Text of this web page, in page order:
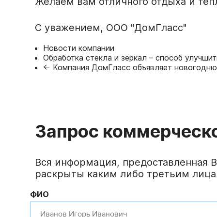
С уважением, ООО "ДомГласс"
Новости компании
Обработка стекла и зеркал – способ
← Компания ДомГласс объявляет
Запрос
Вся информация, предоставленная
раскрыты каким либо третьим
ФИО